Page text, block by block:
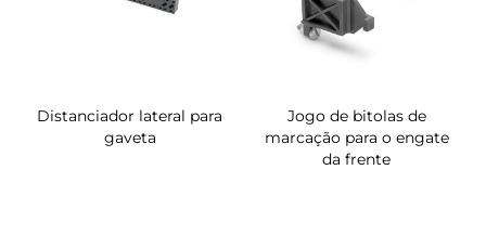
Distanciador lateral para
gaveta
Jogo de bitolas de
marcação para o engate
da frente